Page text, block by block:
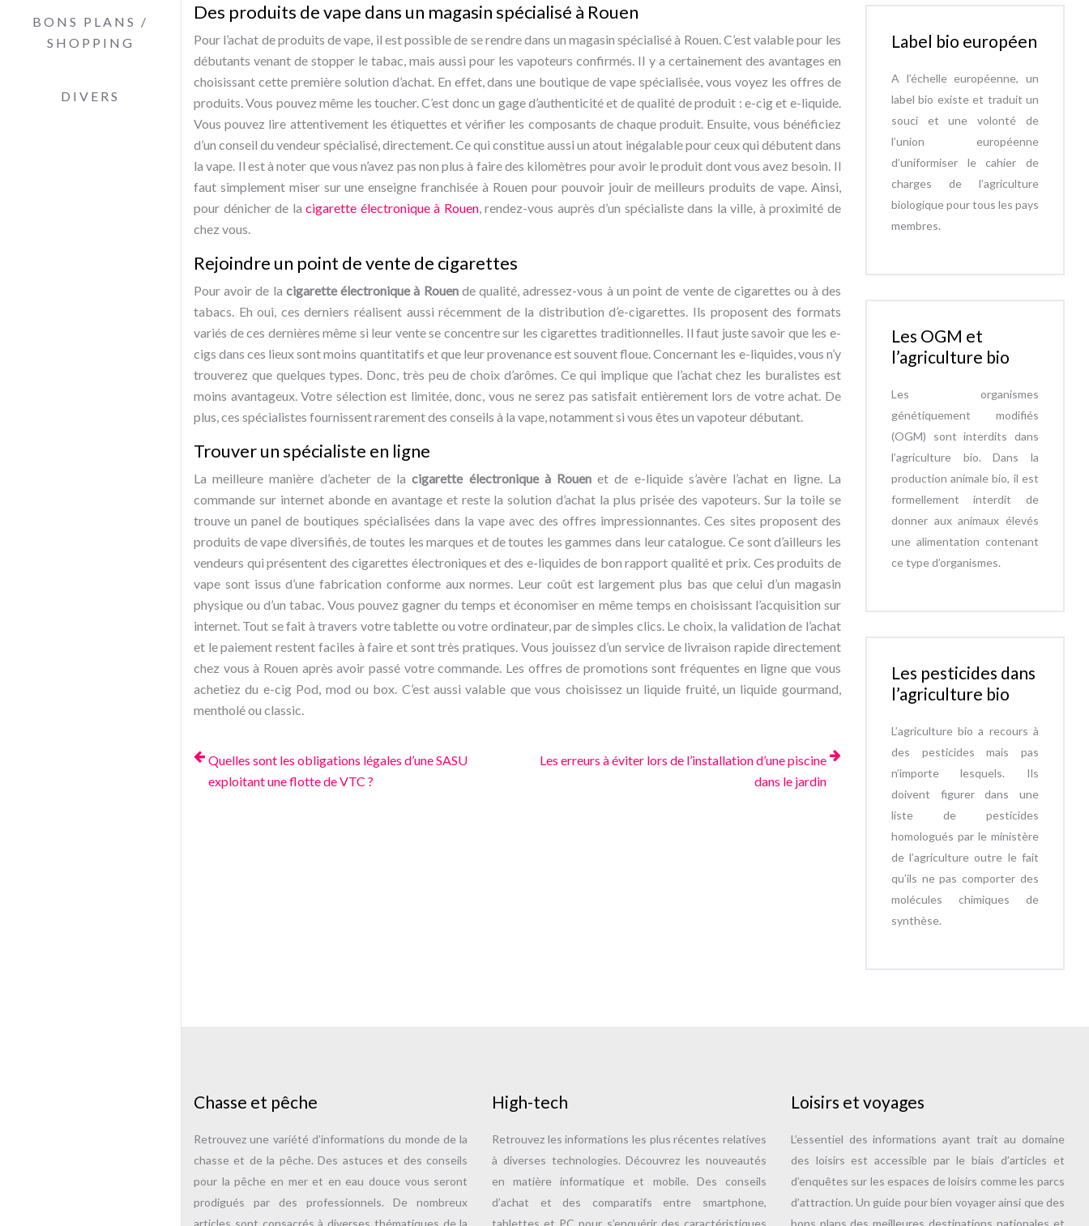
BONS PLANS /
SHOPPING
DIVERS
Des produits de vape dans un magasin spécialisé à Rouen
Pour l’achat de produits de vape, il est possible de se rendre dans un magasin spécialisé à Rouen. C’est valable pour les
débutants venant de stopper le tabac, mais aussi pour les vapoteurs confirmés. Il y a certainement des avantages en
choisissant cette première solution d’achat. En effet, dans une boutique de vape spécialisée, vous voyez les offres de
produits. Vous pouvez même les toucher. C’est donc un gage d’authenticité et de qualité de produit : e-cig et e-liquide.
Vous pouvez lire attentivement les étiquettes et vérifier les composants de chaque produit. Ensuite, vous bénéficiez
d’un conseil du vendeur spécialisé, directement. Ce qui constitue aussi un atout inégalable pour ceux qui débutent dans
la vape. Il est à noter que vous n’avez pas non plus à faire des kilomètres pour avoir le produit dont vous avez besoin. Il
faut simplement miser sur une enseigne franchisée à Rouen pour pouvoir jouir de meilleurs produits de vape. Ainsi,
pour dénicher de lacigarette électronique à Rouen, rendez-vous auprès d’un spécialiste dans la ville, à proximité de
chez vous.
Rejoindre un point de vente de cigarettes
Pour avoir de la cigarette électronique à Rouende qualité, adressez-vous à un point de vente de cigarettes ou à des
tabacs. Eh oui, ces derniers réalisent aussi récemment de la distribution d’e-cigarettes. Ils proposent des formats
variés de ces dernières même si leur vente se concentre sur les cigarettes traditionnelles. Il faut juste savoir que les e-
cigs dans ces lieux sont moins quantitatifs et que leur provenance est souvent floue. Concernant les e-liquides, vous n’y
trouverez que quelques types. Donc, très peu de choix d’arômes. Ce qui implique que l’achat chez les buralistes est
moins avantageux. Votre sélection est limitée, donc, vous ne serez pas satisfait entièrement lors de votre achat. De
plus, ces spécialistes fournissent rarement des conseils à la vape, notamment si vous êtes un vapoteur débutant.
Trouver un spécialiste en ligne
La meilleure manière d’acheter de lacigarette électronique à Rouenet de e-liquide s’avère l’achat en ligne. La
commande sur internet abonde en avantage et reste la solution d’achat la plus prisée des vapoteurs. Sur la toile se
trouve un panel de boutiques spécialisées dans la vape avec des offres impressionnantes. Ces sites proposent des
produits de vape diversifiés, de toutes les marques et de toutes les gammes dans leur catalogue. Ce sont d’ailleurs les
vendeurs qui présentent des cigarettes électroniques et des e-liquides de bon rapport qualité et prix. Ces produits de
vape sont issus d’une fabrication conforme aux normes. Leur coût est largement plus bas que celui d’un magasin
physique ou d’un tabac. Vous pouvez gagner du temps et économiser en même temps en choisissant l’acquisition sur
internet. Tout se fait à travers votre tablette ou votre ordinateur, par de simples clics. Le choix, la validation de l’achat
et le paiement restent faciles à faire et sont très pratiques. Vous jouissez d’un service de livraison rapide directement
chez vous à Rouen après avoir passé votre commande. Les offres de promotions sont fréquentes en ligne que vous
achetiez du e-cig Pod, mod ou box. C’est aussi valable que vous choisissez un liquide fruité, un liquide gourmand,
mentholé ou classic.
Quelles sont les obligations légales d’une SASU
exploitant une flotte de VTC ?
Les erreurs à éviter lors de l’installation d’une piscine
dans le jardin
Label bio européen
A l’échelle européenne, un
label bio existe et traduit un
souci et une volonté de
l’union européenne
d’uniformiser le cahier de
charges de l’agriculture
biologique pour tous les pays
membres.
Les OGM et
l’agriculture bio
Les organismes
génétiquement modifiés
(OGM) sont interdits dans
l’agriculture bio. Dans la
production animale bio, il est
formellement interdit de
donner aux animaux élevés
une alimentation contenant
ce type d’organismes.
Les pesticides dans
l’agriculture bio
L’agriculture bio a recours à
des pesticides mais pas
n’importe lesquels. Ils
doivent figurer dans une
liste de pesticides
homologués par le ministère
de l’agriculture outre le fait
qu’ils ne pas comporter des
molécules chimiques de
synthèse.
Chasse et pêche
Retrouvez une variété d’informations du monde de la
chasse et de la pêche. Des astuces et des conseils
pour la pêche en mer et en eau douce vous seront
prodigués par des professionnels. De nombreux
articles sont consacrés à diverses thématiques de la
High-tech
Retrouvez les informations les plus récentes relatives
à diverses technologies. Découvrez les nouveautés
en matière informatique et mobile. Des conseils
d’achat et des comparatifs entre smartphone,
tablettes et PC pour s’enquérir des caractéristiques
Loisirs et voyages
L’essentiel des informations ayant trait au domaine
des loisirs est accessible par le biais d’articles et
d’enquêtes sur les espaces de loisirs comme les parcs
d’attraction. Un guide pour bien voyager ainsi que des
bons plans des meilleures destinations nationales et